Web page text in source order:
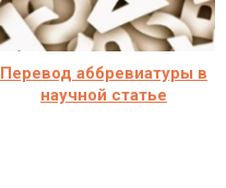
Перевод аббревиатуры в
научной статье